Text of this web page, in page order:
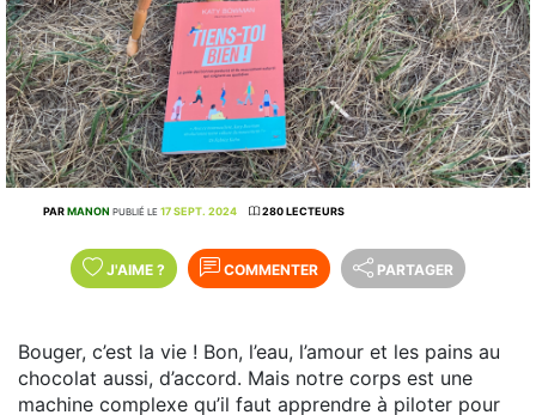
PARMANON PUBLIÉ LE 17 SEPT. 2024 280 LECTEURS
J'AIME ? COMMENTER PARTAGER
Bouger, c’est la vie ! Bon, l’eau, l’amour et les pains au
chocolat aussi, d’accord. Mais notre corps est une
machine complexe qu’il faut apprendre à piloter pour